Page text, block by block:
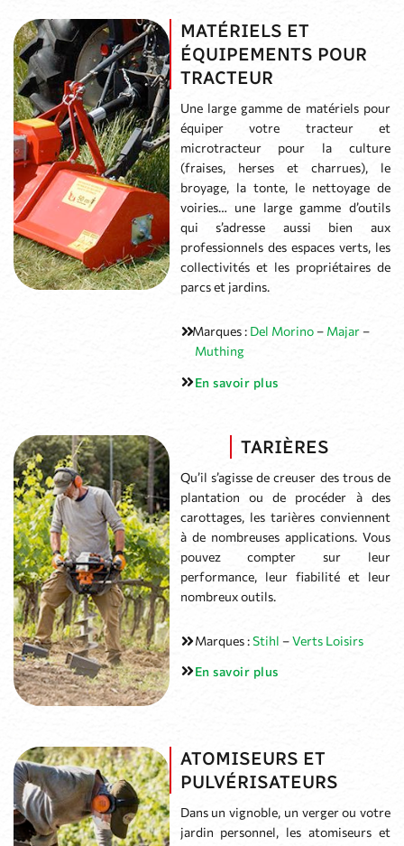
MATÉRIELS ET
ÉQUIPEMENTS POUR
TRACTEUR
Une large gamme de matériels pour
équiper votre tracteur et
microtracteur pour la culture
(fraises, herses et charrues), le
broyage, la tonte, le nettoyage de
voiries… une large gamme d’outils
qui s’adresse aussi bien aux
professionnels des espaces verts, les
collectivités et les propriétaires de
parcs et jardins.
Marques : Del Morino– Majar –
Muthing
En savoir plus
TARIÈRES
Qu’il s’agisse de creuser des trous de
plantation ou de procéder à des
carottages, les tarières conviennent
à de nombreuses applications. Vous
pouvez compter sur leur
performance, leur fiabilité et leur
nombreux outils.
Marques :Stihl –Verts Loisirs
En savoir plus
ATOMISEURS ET
PULVÉRISATEURS
Dans un vignoble, un verger ou votre
jardin personnel, les atomiseurs et